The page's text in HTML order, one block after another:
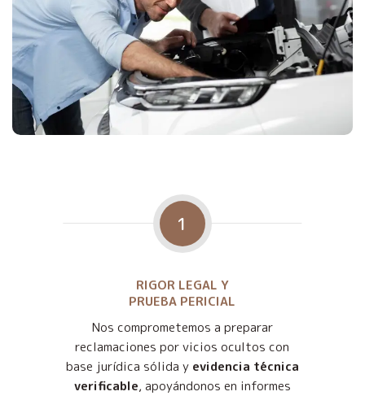
1
RIGOR LEGAL Y
PRUEBA PERICIAL
Nos comprometemos a preparar
reclamaciones por vicios ocultos con
base jurídica sólida y evidencia técnica
verificable, apoyándonos en informes